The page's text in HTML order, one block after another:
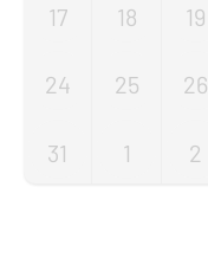
17 18 19
24 25 26
31 1 2